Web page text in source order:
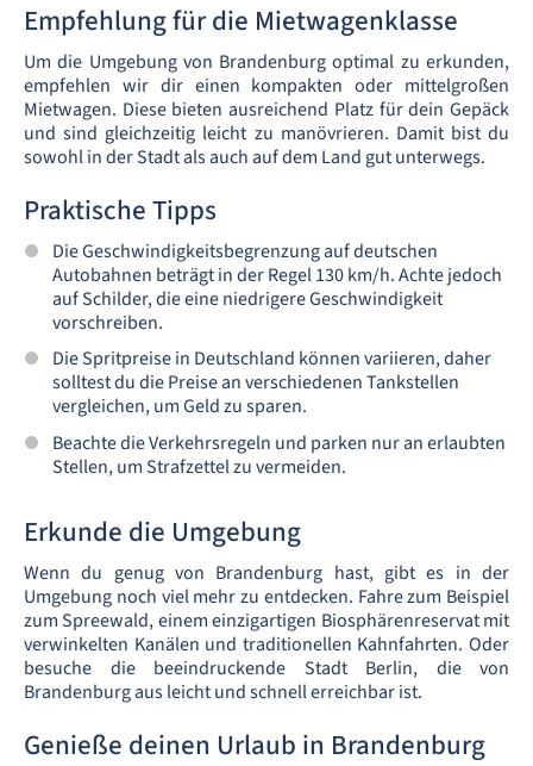
Empfehlung für die Mietwagenklasse
Um die Umgebung von Brandenburg optimal zu erkunden,
empfehlen wir dir einen kompakten oder mittelgroßen
Mietwagen. Diese bieten ausreichend Platz für dein Gepäck
und sind gleichzeitig leicht zu manövrieren. Damit bist du
sowohl in der Stadt als auch auf dem Land gut unterwegs.
Praktische Tipps
Die Geschwindigkeitsbegrenzung auf deutschen
Autobahnen beträgt in der Regel 130 km/h. Achte jedoch
auf Schilder, die eine niedrigere Geschwindigkeit
vorschreiben.
Die Spritpreise in Deutschland können variieren, daher
solltest du die Preise an verschiedenen Tankstellen
vergleichen, um Geld zu sparen.
Beachte die Verkehrsregeln und parken nur an erlaubten
Stellen, um Strafzettel zu vermeiden.
Erkunde die Umgebung
Wenn du genug von Brandenburg hast, gibt es in der
Umgebung noch viel mehr zu entdecken. Fahre zum Beispiel
zum Spreewald, einem einzigartigen Biosphärenreservat mit
verwinkelten Kanälen und traditionellen Kahnfahrten. Oder
besuche die beeindruckende Stadt Berlin, die von
Brandenburg aus leicht und schnell erreichbar ist.
Genieße deinen Urlaub in Brandenburg